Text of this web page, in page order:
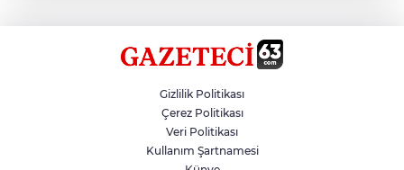
Siverek’te Mahmut Gülel Dönemi
Filistin Konvoyuna Coşkulu Karşılama
Gizlilik Politikası
Çerez Politikası
Veri Politikası
Kullanım Şartnamesi